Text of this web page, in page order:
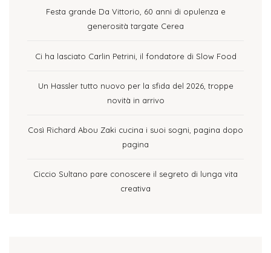
Festa grande Da Vittorio, 60 anni di opulenza e
generosità targate Cerea
Ci ha lasciato Carlin Petrini, il fondatore di Slow Food
Un Hassler tutto nuovo per la sfida del 2026, troppe
novità in arrivo
Così Richard Abou Zaki cucina i suoi sogni, pagina dopo
pagina
Ciccio Sultano pare conoscere il segreto di lunga vita
creativa